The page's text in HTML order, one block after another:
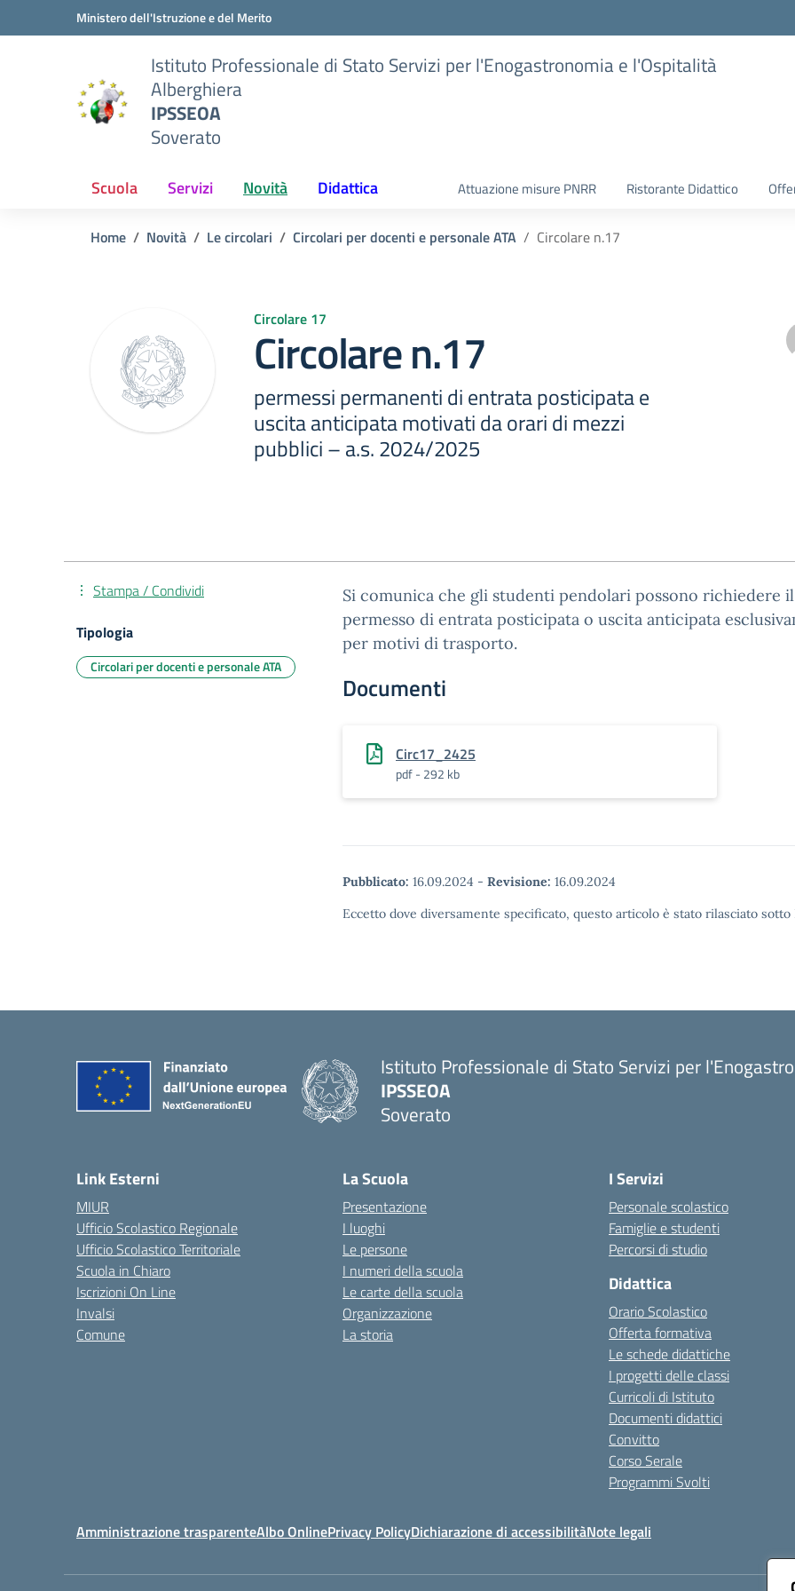
Vai ai contenuti
Vai al menu di navigazioneMinistero dell'Istruzione e del Merito
Istituto Professionale di Stato Servizi per l'Enogastronomia e l'Ospitalità
Alberghiera
IPSSEOA
Soverato
Scuola Servizi Novità Didattica Attuazione misure PNRR Ristorante Didattico
Home Novità Le circolari Circolari per docenti e personale ATA Circolare n.17
Circolare 17
Circolare n.17
permessi permanenti di entrata posticipata e
uscita anticipata motivati da orari di mezzi
pubblici – a.s. 2024/2025
Si comunica che gli studenti pendolari possono richiedere il
permesso di entrata posticipata o uscita anticipata
per motivi di trasporto.
Documenti
Circ17_2425
pdf - 292 kb
Pubblicato: 16.09.2024 - Revisione: 16.09.2024
Eccetto dove diversamente specificato, questo articolo è stato rilasciato
Stampa / Condividi
Tipologia
Circolari per docenti e personale ATA
Istituto Professionale di Stato Servizi per
IPSSEOA
Soverato
Link Esterni
MIUR
Ufficio Scolastico Regionale
Ufficio Scolastico Territoriale
Scuola in Chiaro
Iscrizioni On Line
Invalsi
Comune
La Scuola
Presentazione
I luoghi
Le persone
I numeri della scuola
Le carte della scuola
Organizzazione
La storia
I Servizi
Personale scolastico
Famiglie e studenti
Percorsi di studio
Didattica
Orario Scolastico
Offerta formativa
Le schede didattiche
I progetti delle classi
Curricoli di Istituto
Documenti didattici
Convitto
Corso Serale
Programmi Svolti
Amministrazione trasparenteAlbo OnlinePrivacy PolicyDichiarazione di accessibilitàNote legali